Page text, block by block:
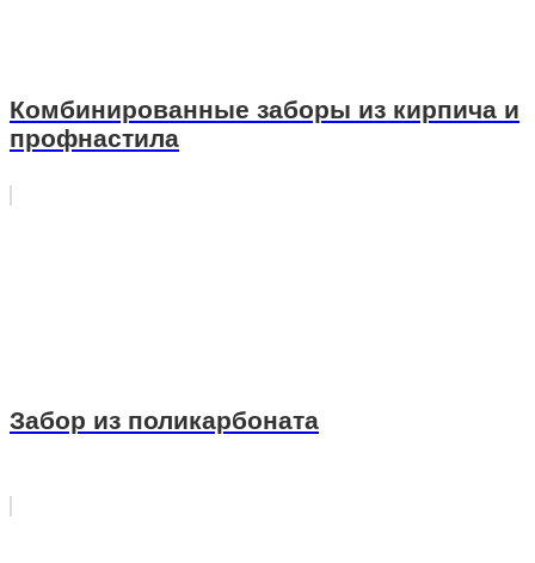
Комбинированные заборы из кирпича и
профнастила
Забор из поликарбоната